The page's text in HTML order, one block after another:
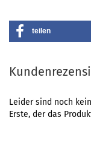
teilen
Leider sind noch
Erste, der das